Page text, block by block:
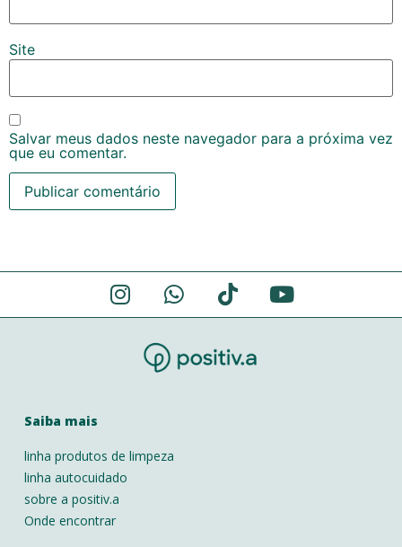
Site
Salvar meus dados neste navegador para a próxima vez
que eu comentar.
Alternative:
Saiba mais
linha produtos de limpeza
linha autocuidado
sobre a positiv.a
Onde encontrar